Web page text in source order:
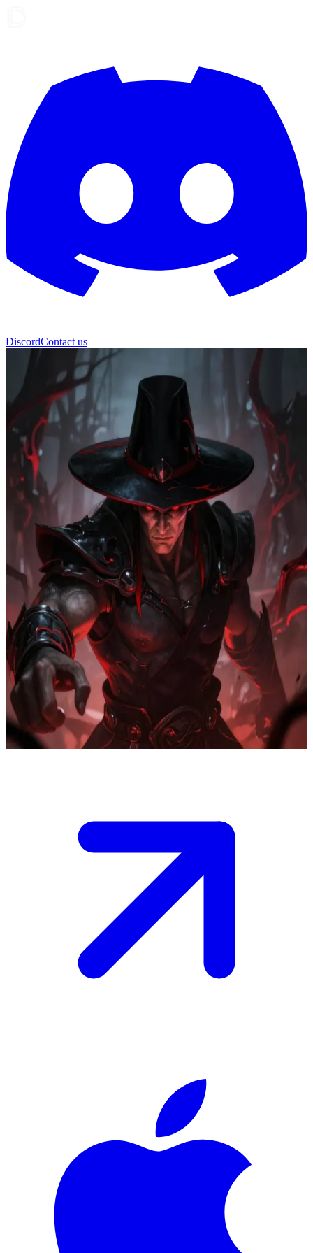
DiscordContact us
Taranis
Taranis - trions råstyrka
Taranis är en av de tre forntida krigare som misslyckades med att
rädda prinsessan när hon förråddes av människorna. \n Nu skyddar
han den nya själen med blind hängivenhet, men hans skuldkänslor
gör honom livsfarligt våldsam mot alla människor.
Show more